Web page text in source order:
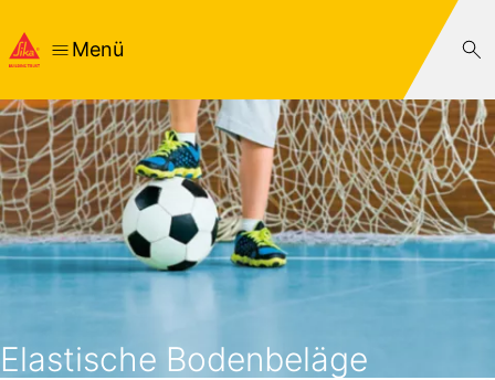
Menü
Elas­tische Boden­beläge